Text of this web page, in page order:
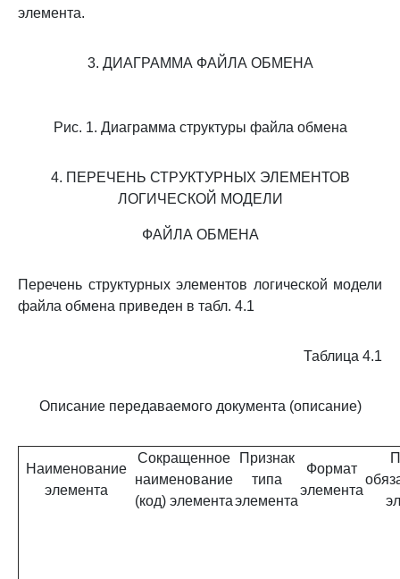
элемента.
3. ДИАГРАММА ФАЙЛА ОБМЕНА
Рис. 1. Диаграмма структуры файла обмена
4. ПЕРЕЧЕНЬ СТРУКТУРНЫХ ЭЛЕМЕНТОВ
ЛОГИЧЕСКОЙ МОДЕЛИ
ФАЙЛА ОБМЕНА
Перечень структурных элементов логической модели
файла обмена приведен в табл. 4.1
Таблица 4.1
Описание передаваемого документа (описание)
Наименование
элемента
Сокращенное
наименование
(код) элемента
Признак
типа
элемента
Формат
элемента